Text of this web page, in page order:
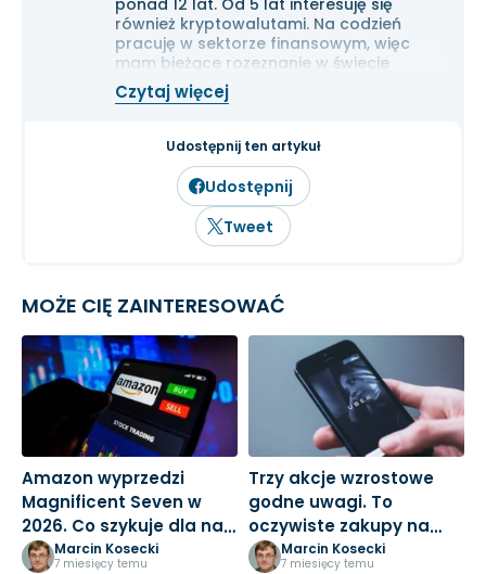
ponad 12 lat. Od 5 lat interesuję się
również kryptowalutami. Na codzień
pracuję w sektorze finansowym, więc
mam bieżące rozeznanie w świecie
gospodarki i ekonomii. Cenię przede
wszystkim solidną analizę
inwestowanie długoterminowe.
Czytaj więcej
Udostępnij ten artykuł
Udostępnij
Tweet
MOŻE CIĘ ZAINTERESOWAĆ
Amazon wyprzedzi
Magnificent Seven w
2026. Co szykuje dla nas
Jeff Bezos?
Marcin Kosecki
7 miesięcy temu
Trzy akcje wzrostowe
godne uwagi. To
oczywiste zakupy na
nowy rok
Marcin Kosecki
7 miesięcy temu